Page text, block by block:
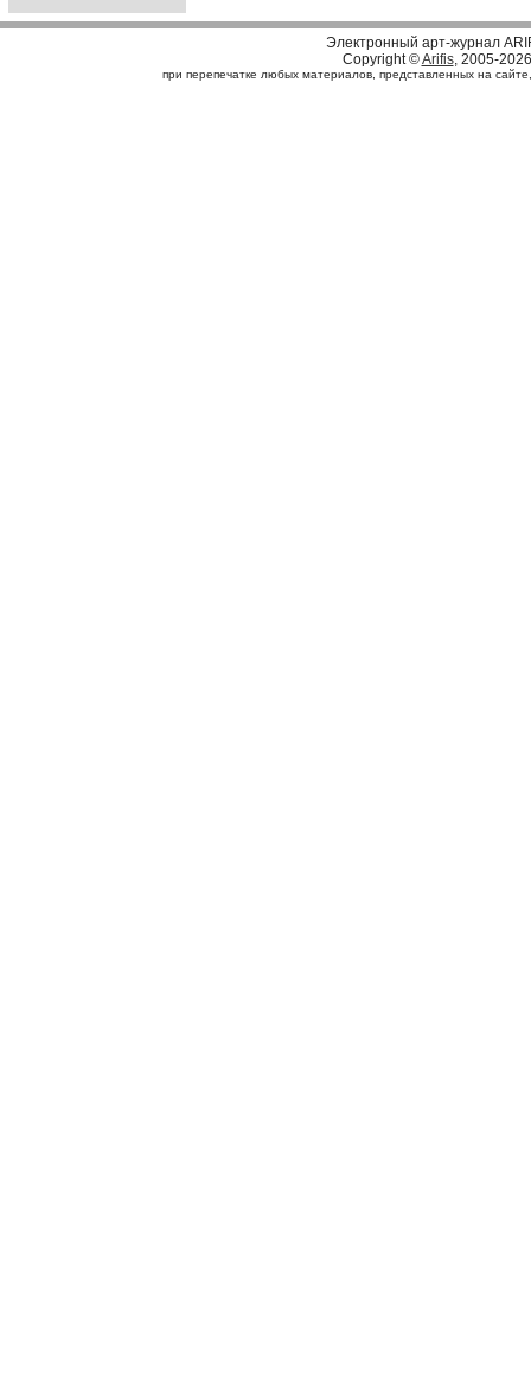
Электронный арт-журнал
Copyright ©Arifis, 2005-2026
при перепечатке любых материалов, представленных на